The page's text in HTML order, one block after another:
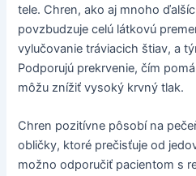
tele. Chren, ako aj mnoho
povzbudzuje celú látkovú
vylučovanie tráviacich štiav, a
Podporujú prekrvenie, čím
môžu znížiť vysoký krvný tlak.
Chren pozitívne pôsobí na
obličky, ktoré prečisťuje od
možno odporučiť pacientom s